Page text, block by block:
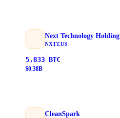
Next Technology Holding
NXTT.US
5,833 BTC
$0.38B
CleanSpark